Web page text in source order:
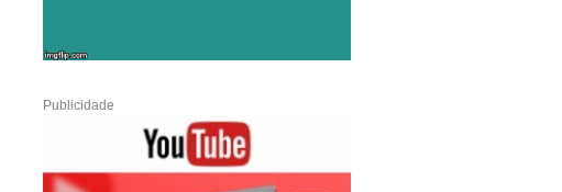
Publicidade